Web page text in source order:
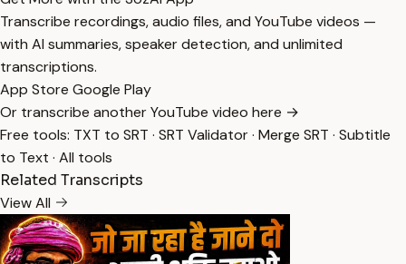
Transcribe recordings, audio files, and YouTube videos —
with AI summaries, speaker detection, and unlimited
transcriptions.
App Store Google Play
Or transcribe another YouTube video here →
Free tools: TXT to SRT · SRT Validator· Merge SRT · Subtitle
to Text · All tools
Related Transcripts
View All